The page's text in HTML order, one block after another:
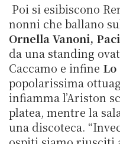
Poi si esibiscono
nonni che ballano
Ornella Vanoni,
da una standing
Caccamo e infine Lo
popolarissima
infiamma l’Ariston
platea, mentre la
una discoteca.